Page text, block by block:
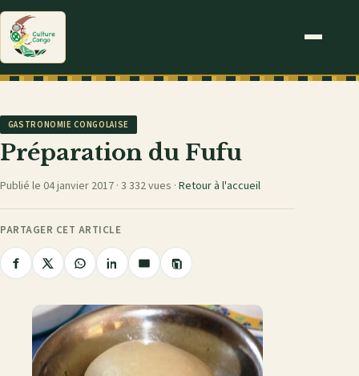
GASTRONOMIE CONGOLAISE
Préparation du Fufu
Publié le 04 janvier 2017 · 3 332 vues · Retour à l'accueil
PARTAGER CET ARTICLE
Partager
Facebook
Partager
X
Partager
WhatsApp
Partager
LinkedIn
Partager
e-
mail
Copier
le